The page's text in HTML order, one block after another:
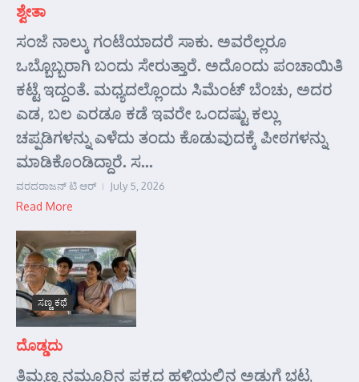
ಶ್ವೇತಾ
ಸಂಜೆ ನಾಲ್ಕು ಗಂಟೆಯಾದರೆ ಸಾಕು. ಅವರೆಲ್ಲರೂ
ಒಬ್ಬೊಬ್ಬರಾಗಿ ಬಂದು ಸೇರುತ್ತಾರೆ. ಅದೊಂದು ಪಂಚಾಯಿತಿ
ಕಟ್ಟೆ ಇದ್ದಂತೆ. ಮಧ್ಯದಲ್ಲೊಂದು ಸಿಮೆಂಟ್ ಬೆಂಚು, ಅದರ
ಎಡ, ಬಲ ಎರಡೂ ಕಡೆ ಇವರೇ ಒಂದಷ್ಟು ಕಲ್ಲು
ಚಪ್ಪಡಿಗಳನ್ನು ಎಳೆದು ತಂದು ಕೊಡುವುದಕ್ಕೆ ಪೀಠಗಳನ್ನು
ಮಾಡಿಕೊಂಡಿದ್ದಾರೆ. ಸ...
ವರದರಾಜನ್ ಟಿ ಆರ್ July 5, 2026
Read More
ಸಣ್ಣ ಕಥೆ
ದೊಡ್ಡದು
ತಿಮ್ಮಣ್ಣ ನಮ್ಮೂರಿನ ಪಕ್ಕದ ಹಳ್ಳಿಯಲ್ಲಿನ ಅಡುಗೆ ಭಟ್ಟ